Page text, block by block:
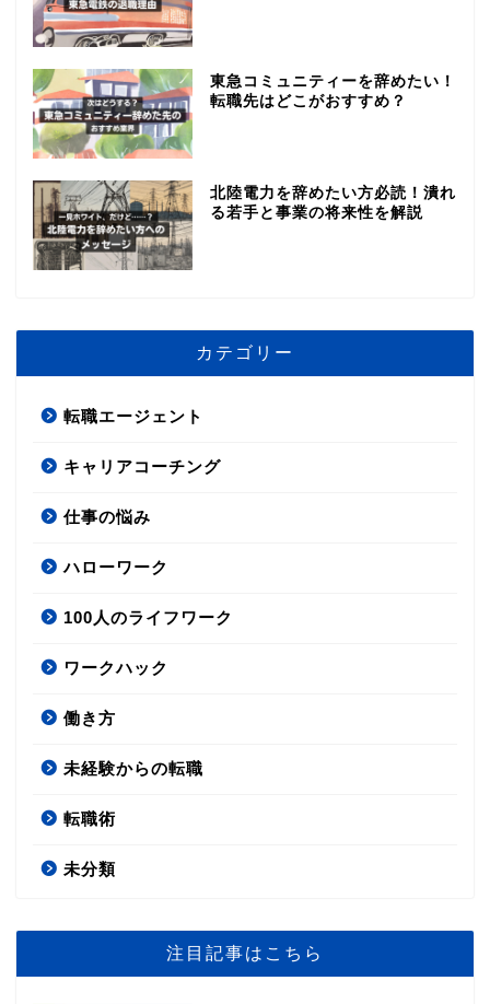
東急コミュニティーを辞めたい！
転職先はどこがおすすめ？
北陸電力を辞めたい方必読！潰れ
る若手と事業の将来性を解説
カテゴリー
転職エージェント
キャリアコーチング
仕事の悩み
ハローワーク
100人のライフワーク
ワークハック
働き方
未経験からの転職
転職術
未分類
注目記事はこちら